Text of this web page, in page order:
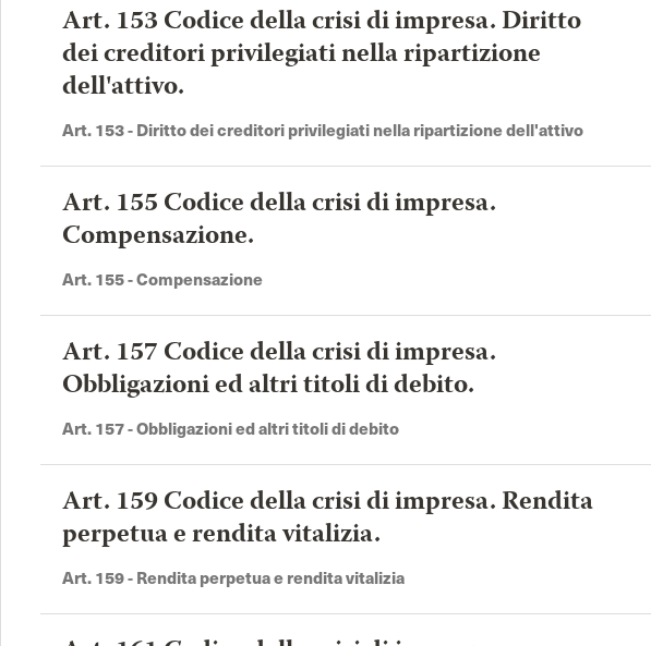
Art. 153 Codice della crisi di impresa. Diritto
dei creditori privilegiati nella ripartizione
dell'attivo.
Art. 153 - Diritto dei creditori privilegiati nella ripartizione dell'attivo
Art. 155 Codice della crisi di impresa.
Compensazione.
Art. 155 - Compensazione
Art. 157 Codice della crisi di impresa.
Obbligazioni ed altri titoli di debito.
Art. 157 - Obbligazioni ed altri titoli di debito
Art. 159 Codice della crisi di impresa. Rendita
perpetua e rendita vitalizia.
Art. 159 - Rendita perpetua e rendita vitalizia